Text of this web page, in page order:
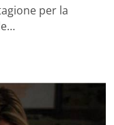
per la